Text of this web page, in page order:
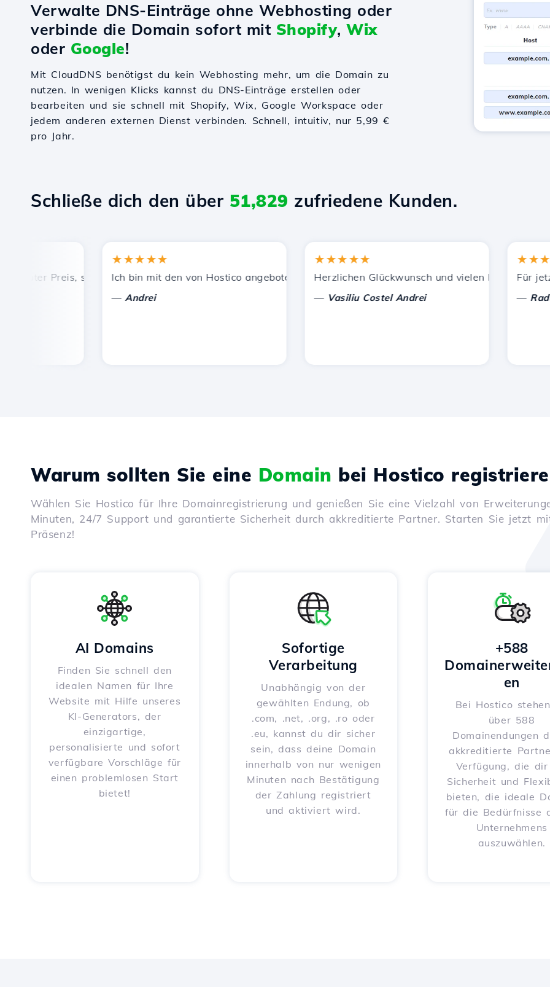
Verwalte DNS-Einträge ohne Webhosting oder
verbinde die Domain sofort mit Shopify, Wix
oder Google!
Mit CloudDNS benötigst du kein Webhosting mehr, um die Domain zu
nutzen. In wenigen Klicks kannst du DNS-Einträge erstellen oder
bearbeiten und sie schnell mit Shopify, Wix, Google Workspace oder
jedem anderen externen Dienst verbinden. Schnell, intuitiv, nur 5,99 €
pro Jahr.
Schließe dich den über 51,829 zufriedene Kunden.
Preis, schnelle und effiziente technische Unterstützung.
★★★★★
Ich bin mit den von Hostico angebotenen Dienstleistungen zufrieden. Ich habe Sie anderen
Andrei
★★★★★
Herzlichen Glückwunsch und vielen Dank für die
Vasiliu Costel Andrei
★★★★★
Für jetzt
Radu
Warum sollten Sie eine Domain bei Hostico
Wählen Sie Hostico für Ihre Domainregistrierung und genießen Sie eine Vielzahl von
Minuten, 24/7 Support und garantierte Sicherheit durch akkreditierte Partner. Starten Sie jetzt
Präsenz!
AI Domains
Finden Sie schnell den
idealen Namen für Ihre
Website mit Hilfe unseres
KI-Generators, der
einzigartige,
personalisierte und sofort
verfügbare Vorschläge für
einen problemlosen Start
bietet!
Sofortige
Verarbeitung
Unabhängig von der
gewählten Endung, ob
.com, .net, .org, .ro oder
.eu, kannst du dir sicher
sein, dass deine Domain
innerhalb von nur wenigen
Minuten nach Bestätigung
der Zahlung registriert
und aktiviert wird.
+588
en
Bei Hostico
über 588
Domainendungen
akkreditierte
Verfügung, die
Sicherheit und
bieten, die ideale
für die Bedürfnisse
Unternehmens
auszuwählen.